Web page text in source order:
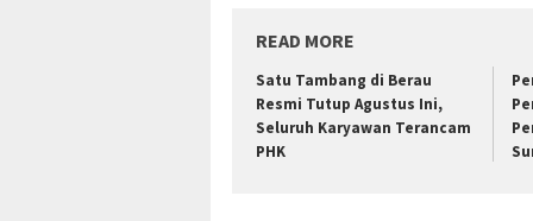
READ MORE
Satu Tambang di Berau
Resmi Tutup Agustus Ini,
Seluruh Karyawan Terancam
PHK